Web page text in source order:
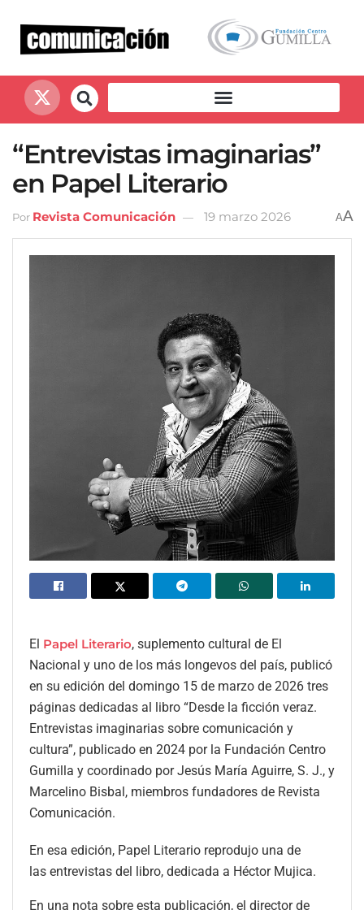
“Entrevistas imaginarias”
en Papel Literario
Por Revista Comunicación 19 marzo 2026 AA
El Papel Literario, suplemento cultural de El
Nacional y uno de los más longevos del país, publicó
en su edición del domingo 15 de marzo de 2026 tres
páginas dedicadas al libro “Desde la ficción veraz.
Entrevistas imaginarias sobre comunicación y
cultura”, publicado en 2024 por la Fundación Centro
Gumilla y coordinado por Jesús María Aguirre, S. J., y
Marcelino Bisbal, miembros fundadores de Revista
Comunicación.
En esa edición, Papel Literario reprodujo una de
las entrevistas del libro, dedicada a Héctor Mujica.
En una nota sobre esta publicación, el director de